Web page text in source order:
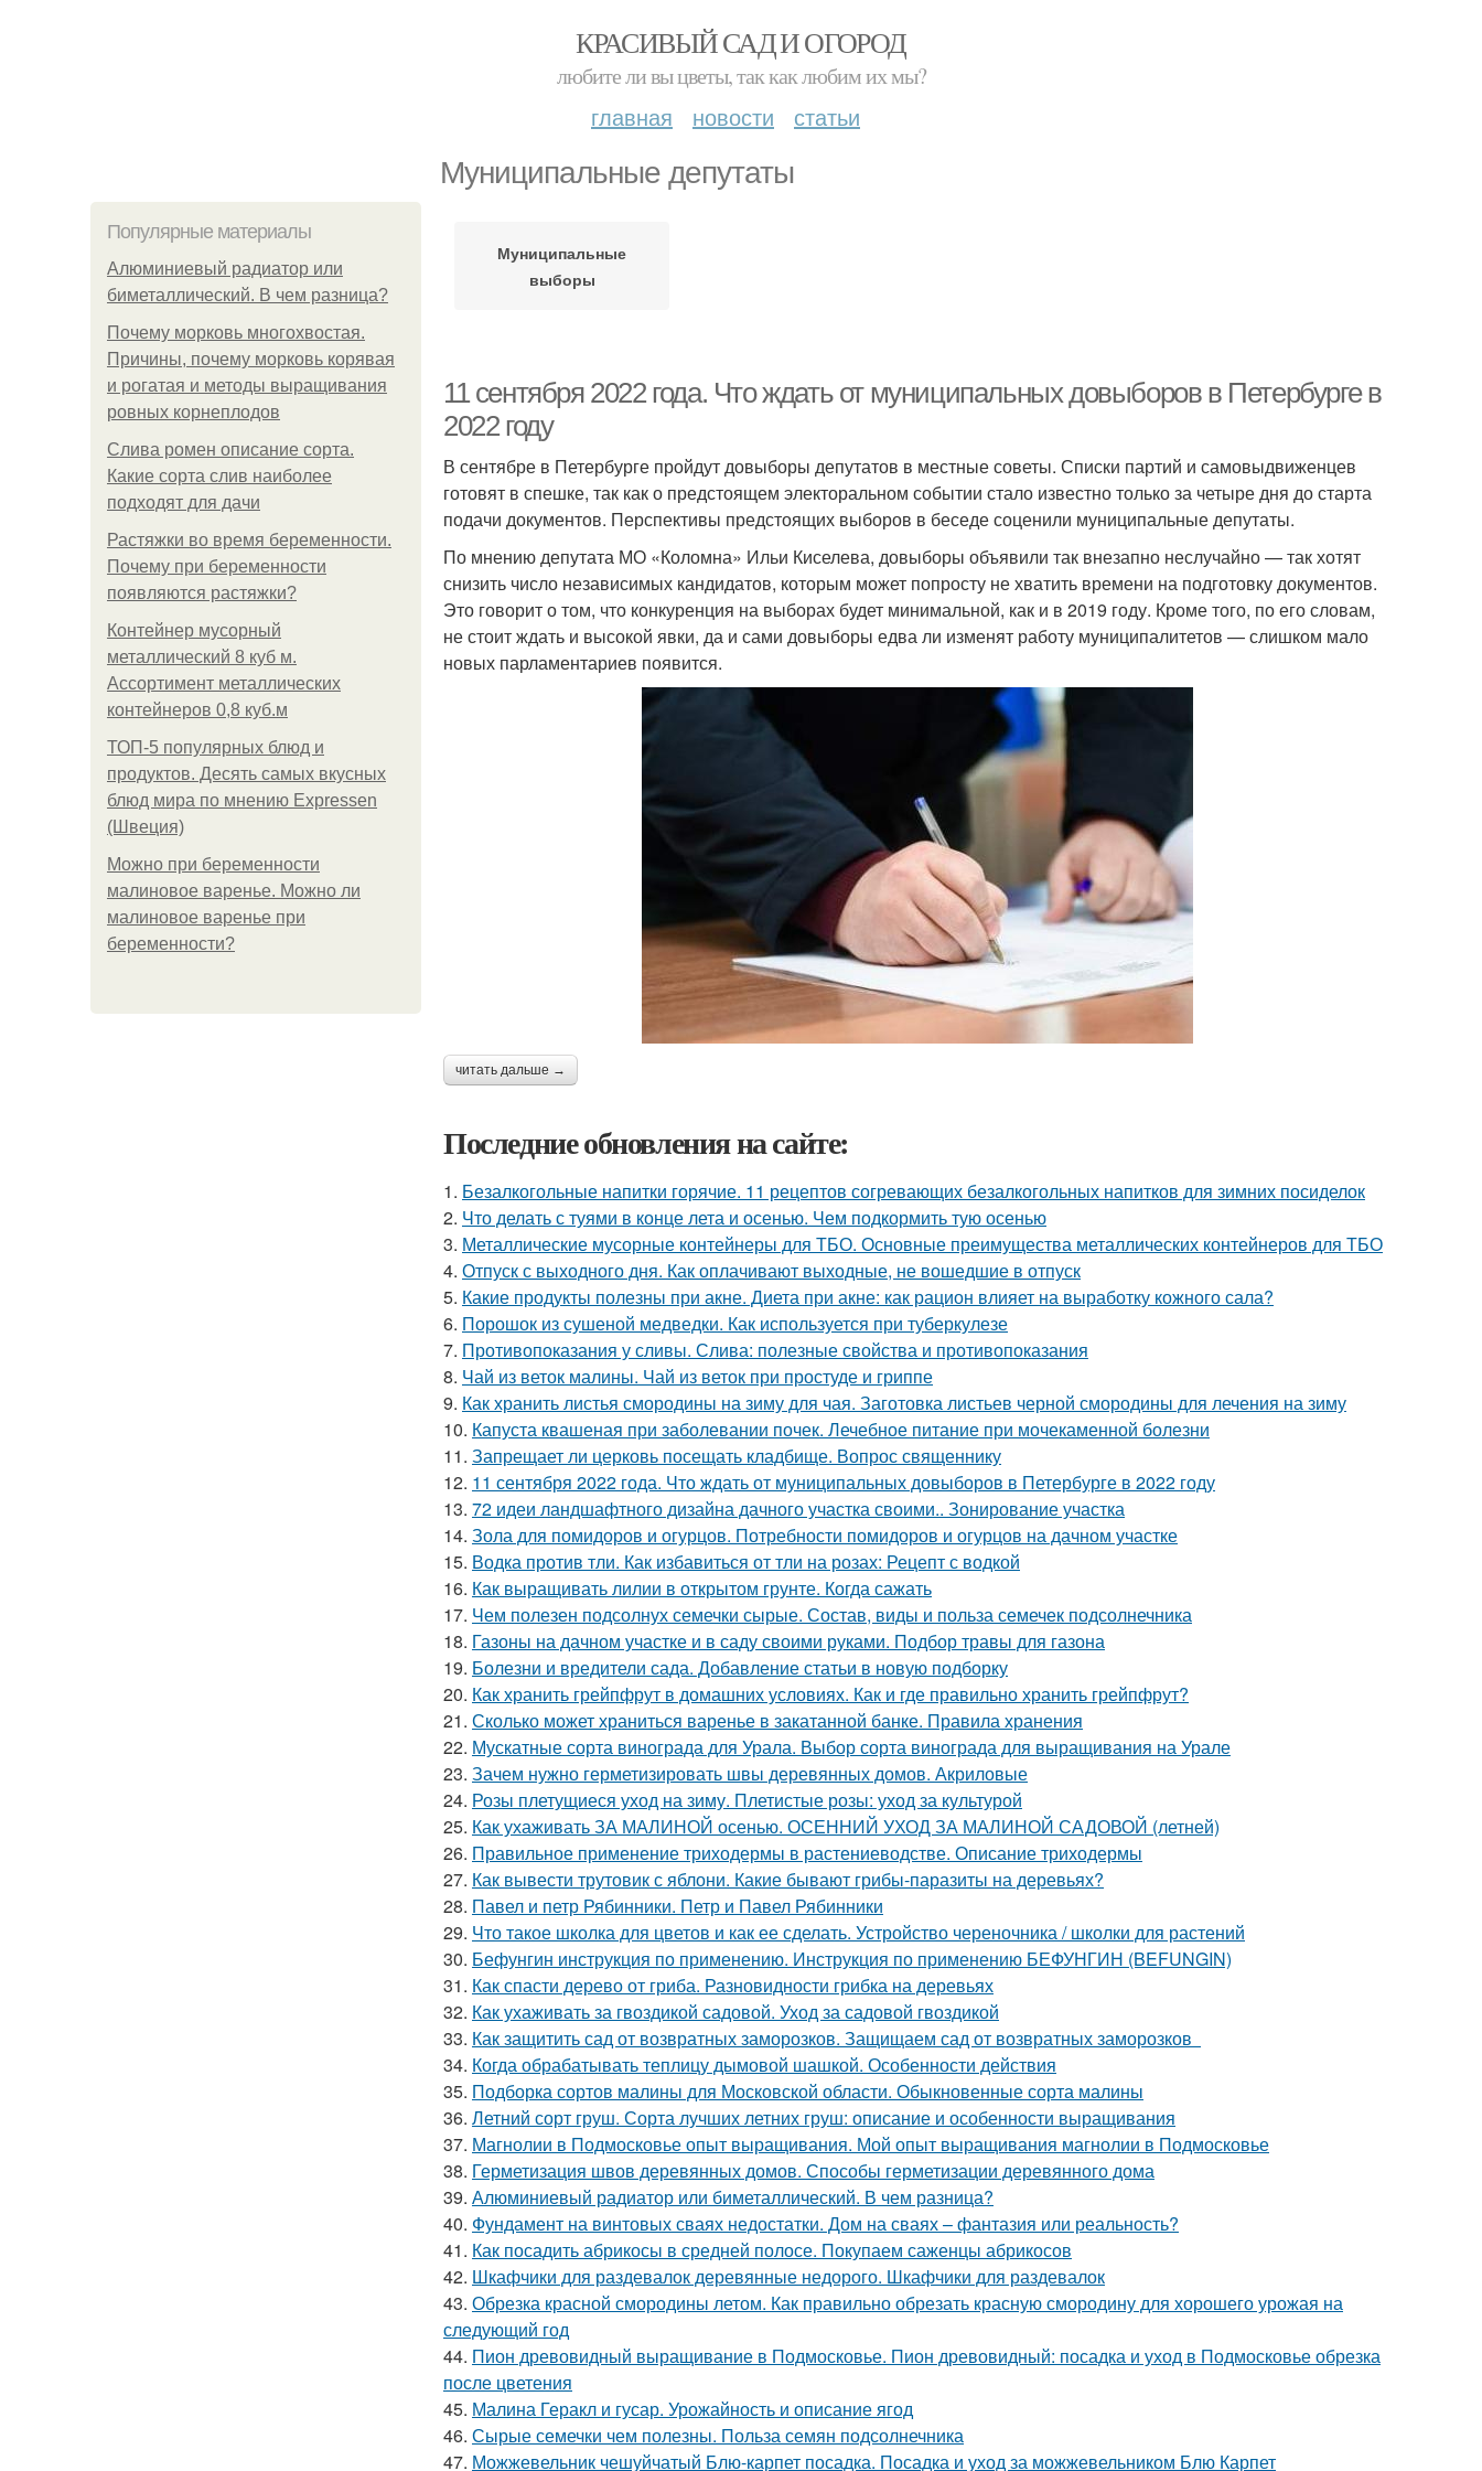
КРАСИВЫЙ САД И ОГОРОД
любите ли вы цветы, так как любим их мы?
главная новости статьи
Муниципальные депутаты
Популярные материалы
Алюминиевый радиатор или
биметаллический. В чем разница?
Почему морковь многохвостая.
Причины, почему морковь корявая
и рогатая и методы выращивания
ровных корнеплодов
Слива ромен описание сорта.
Какие сорта слив наиболее
подходят для дачи
Растяжки во время беременности.
Почему при беременности
появляются растяжки?
Контейнер мусорный
металлический 8 куб м.
Ассортимент металлических
контейнеров 0,8 куб.м
ТОП-5 популярных блюд и
продуктов. Десять самых вкусных
блюд мира по мнению Expressen
(Швеция)
Можно при беременности
малиновое варенье. Можно ли
малиновое варенье при
беременности?
Муниципальные
выборы
11 сентября 2022 года. Что ждать от муниципальных довыборов в Петербурге в
2022 году
В сентябре в Петербурге пройдут довыборы депутатов в местные советы. Списки партий и самовыдвиженцев
готовят в спешке, так как о предстоящем электоральном событии стало известно только за четыре дня до старта
подачи документов. Перспективы предстоящих выборов в беседе соценили муниципальные депутаты.
По мнению депутата МО «Коломна» Ильи Киселева, довыборы объявили так внезапно неслучайно — так хотят
снизить число независимых кандидатов, которым может попросту не хватить времени на подготовку документов.
Это говорит о том, что конкуренция на выборах будет минимальной, как и в 2019 году. Кроме того, по его словам,
не стоит ждать и высокой явки, да и сами довыборы едва ли изменят работу муниципалитетов — слишком мало
новых парламентариев появится.
читать дальше →
Последние обновления на сайте:
1. Безалкогольные напитки горячие. 11 рецептов согревающих безалкогольных напитков для зимних посиделок
2. Что делать с туями в конце лета и осенью. Чем подкормить тую осенью
3. Металлические мусорные контейнеры для ТБО. Основные преимущества металлических контейнеров для ТБО
4. Отпуск с выходного дня. Как оплачивают выходные, не вошедшие в отпуск
5. Какие продукты полезны при акне. Диета при акне: как рацион влияет на выработку кожного сала?
6. Порошок из сушеной медведки. Как используется при туберкулезе
7. Противопоказания у сливы. Слива: полезные свойства и противопоказания
8. Чай из веток малины. Чай из веток при простуде и гриппе
9. Как хранить листья смородины на зиму для чая. Заготовка листьев черной смородины для лечения на зиму
10. Капуста квашеная при заболевании почек. Лечебное питание при мочекаменной болезни
11. Запрещает ли церковь посещать кладбище. Вопрос священнику
12. 11 сентября 2022 года. Что ждать от муниципальных довыборов в Петербурге в 2022 году
13. 72 идеи ландшафтного дизайна дачного участка своими.. Зонирование участка
14. Зола для помидоров и огурцов. Потребности помидоров и огурцов на дачном участке
15. Водка против тли. Как избавиться от тли на розах: Рецепт с водкой
16. Как выращивать лилии в открытом грунте. Когда сажать
17. Чем полезен подсолнух семечки сырые. Состав, виды и польза семечек подсолнечника
18. Газоны на дачном участке и в саду своими руками. Подбор травы для газона
19. Болезни и вредители сада. Добавление статьи в новую подборку
20. Как хранить грейпфрут в домашних условиях. Как и где правильно хранить грейпфрут?
21. Сколько может храниться варенье в закатанной банке. Правила хранения
22. Мускатные сорта винограда для Урала. Выбор сорта винограда для выращивания на Урале
23. Зачем нужно герметизировать швы деревянных домов. Акриловые
24. Розы плетущиеся уход на зиму. Плетистые розы: уход за культурой
25. Как ухаживать ЗА МАЛИНОЙ осенью. ОСЕННИЙ УХОД ЗА МАЛИНОЙ САДОВОЙ (летней)
26. Правильное применение триходермы в растениеводстве. Описание триходермы
27. Как вывести трутовик с яблони. Какие бывают грибы-паразиты на деревьях?
28. Павел и петр Рябинники. Петр и Павел Рябинники
29. Что такое школка для цветов и как ее сделать. Устройство череночника / школки для растений
30. Бефунгин инструкция по применению. Инструкция по применению БЕФУНГИН (BEFUNGIN)
31. Как спасти дерево от гриба. Разновидности грибка на деревьях
32. Как ухаживать за гвоздикой садовой. Уход за садовой гвоздикой
33. Как защитить сад от возвратных заморозков. Защищаем сад от возвратных заморозков
34. Когда обрабатывать теплицу дымовой шашкой. Особенности действия
35. Подборка сортов малины для Московской области. Обыкновенные сорта малины
36. Летний сорт груш. Сорта лучших летних груш: описание и особенности выращивания
37. Магнолии в Подмосковье опыт выращивания. Мой опыт выращивания магнолии в Подмосковье
38. Герметизация швов деревянных домов. Способы герметизации деревянного дома
39. Алюминиевый радиатор или биметаллический. В чем разница?
40. Фундамент на винтовых сваях недостатки. Дом на сваях – фантазия или реальность?
41. Как посадить абрикосы в средней полосе. Покупаем саженцы абрикосов
42. Шкафчики для раздевалок деревянные недорого. Шкафчики для раздевалок
43. Обрезка красной смородины летом. Как правильно обрезать красную смородину для хорошего урожая на
следующий год
44. Пион древовидный выращивание в Подмосковье. Пион древовидный: посадка и уход в Подмосковье обрезка
после цветения
45. Малина Геракл и гусар. Урожайность и описание ягод
46. Сырые семечки чем полезны. Польза семян подсолнечника
47. Можжевельник чешуйчатый Блю-карпет посадка. Посадка и уход за можжевельником Блю Карпет